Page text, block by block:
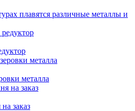
плавятся различные металлы и
металла
заказ